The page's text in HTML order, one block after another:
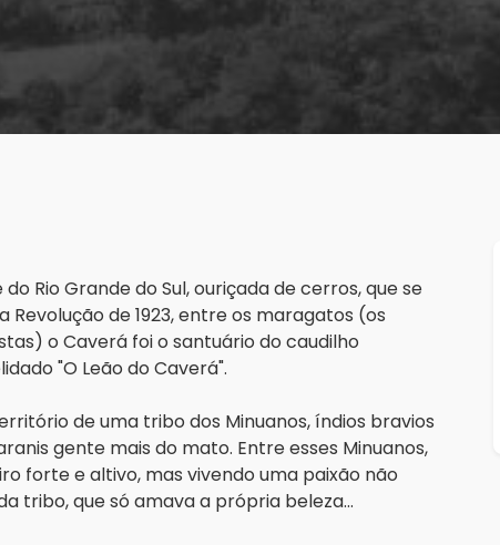
Rio Grande do Sul, ouriçada de cerros, que se
de 1923, entre os maragatos (os
o Caverá foi o santuário do caudilho
"O Leão do Caverá".
de uma tribo dos Minuanos, índios bravios
gente mais do mato. Entre esses Minuanos,
forte e altivo, mas vivendo uma paixão não
tribo, que só amava a própria beleza...